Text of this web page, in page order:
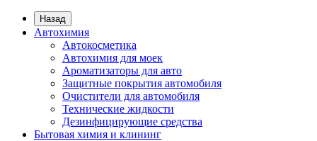
Назад
Автохимия
Автокосметика
Автохимия для моек
Ароматизаторы для авто
Защитные покрытия автомобиля
Очистители для автомобиля
Технические жидкости
Дезинфицирующие средства
Бытовая химия и клининг